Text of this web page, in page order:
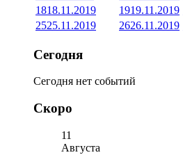
1818.11.2019 1919.11.2019
2525.11.2019 2626.11.2019
Сегодня
Сегодня нет событий
Скоро
11
Августа